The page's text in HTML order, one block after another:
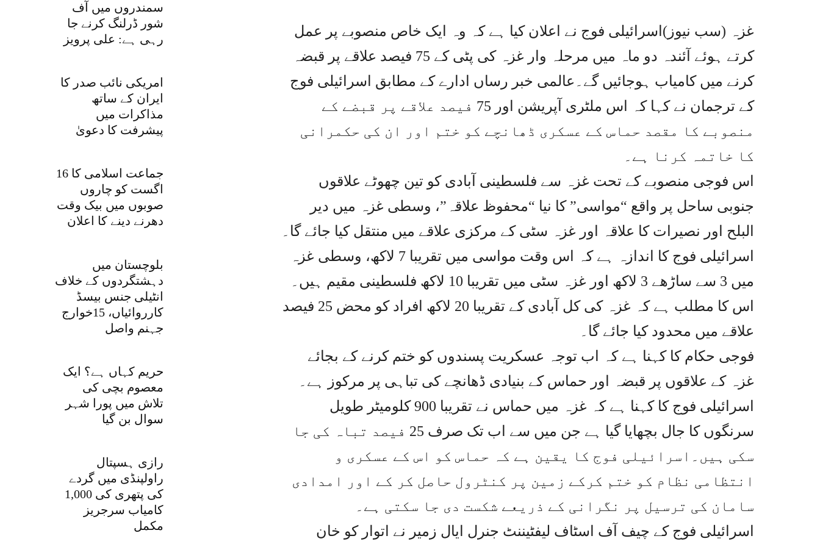
سمندروں میں آف
شور ڈرلنگ کرنے جا
رہی ہے: علی پرویز
امریکی نائب صدر کا
ایران کے ساتھ
مذاکرات میں
پیشرفت کا دعویٰ
جماعت اسلامی کا 16
اگست کو چاروں
صوبوں میں بیک وقت
دھرنے دینے کا اعلان
بلوچستان میں
دہشتگردوں کے خلاف
انٹیلی جنس بیسڈ
کارروائیاں، 15خوارج
جہنم واصل
حریم کہاں ہے؟ ایک
معصوم بچی کی
تلاش میں پورا شہر
سوال بن گیا
رازی ہسپتال
راولپنڈی میں گردے
کی پتھری کی 1,000
کامیاب سرجریز
مکمل
غزہ (سب نیوز)اسرائیلی فوج نے اعلان کیا ہے کہ وہ ایک خاص منصوبے پر عمل
کرتے ہوئے آئندہ دو ماہ میں مرحلہ وار غزہ کی پٹی کے 75 فیصد علاقے پر قبضہ
کرنے میں کامیاب ہوجائیں گے۔عالمی خبر رساں ادارے کے مطابق اسرائیلی فوج
کے ترجمان نے کہا کہ اس ملٹری آپریشن اور 75 فیصد علاقے پر قبضے کے
منصوبے کا مقصد حماس کے عسکری ڈھانچے کو ختم اور ان کی حکمرانی
کا خاتمہ کرنا ہے۔
اس فوجی منصوبے کے تحت غزہ سے فلسطینی آبادی کو تین چھوٹے علاقوں
جنوبی ساحل پر واقع “مواسی” کا نیا “محفوظ علاقہ”، وسطی غزہ میں دیر
البلح اور نصیرات کا علاقہ اور غزہ سٹی کے مرکزی علاقے میں منتقل کیا جائے گا۔
اسرائیلی فوج کا اندازہ ہے کہ اس وقت مواسی میں تقریبا 7 لاکھ، وسطی غزہ
میں 3 سے ساڑھے 3 لاکھ اور غزہ سٹی میں تقریبا 10 لاکھ فلسطینی مقیم ہیں۔
اس کا مطلب ہے کہ غزہ کی کل آبادی کے تقریبا 20 لاکھ افراد کو محض 25 فیصد
علاقے میں محدود کیا جائے گا۔
فوجی حکام کا کہنا ہے کہ اب توجہ عسکریت پسندوں کو ختم کرنے کے بجائے
غزہ کے علاقوں پر قبضہ اور حماس کے بنیادی ڈھانچے کی تباہی پر مرکوز ہے۔
اسرائیلی فوج کا کہنا ہے کہ غزہ میں حماس نے تقریبا 900 کلومیٹر طویل
سرنگوں کا جال بچھایا گیا ہے جن میں سے اب تک صرف 25 فیصد تباہ کی جا
سکی ہیں۔اسرائیلی فوج کا یقین ہے کہ حماس کو اس کے عسکری و
انتظامی نظام کو ختم کرکے زمین پر کنٹرول حاصل کر کے اور امدادی
سامان کی ترسیل پر نگرانی کے ذریعے شکست دی جا سکتی ہے۔
اسرائیلی فوج کے چیف آف اسٹاف لیفٹیننٹ جنرل ایال زمیر نے اتوار کو خان